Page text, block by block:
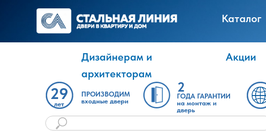
Акции
Дизайнерам и
архитекторам
Каталог
ПРОИЗВОДИМ
входные двери
29
лет
ГОДА ГАРАНТИИ
на монтаж и
дверь
2